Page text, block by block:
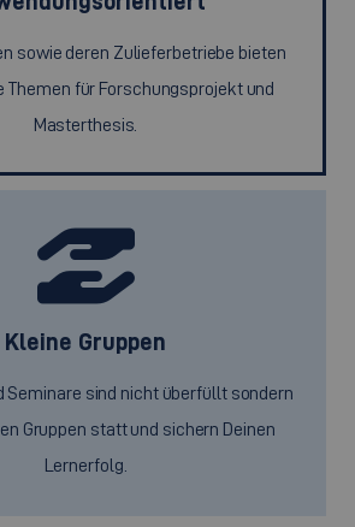
sowie deren Zulieferbetriebe bieten
Themen für Forschungsprojekt und
Masterthesis.
Kleine Gruppen
Seminare sind nicht überfüllt sondern
Gruppen statt und sichern Deinen
Lernerfolg.